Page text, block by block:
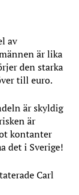
av
är lika
den starka
till euro.
är skyldig
är
kontanter
det i Sverige!
Carl